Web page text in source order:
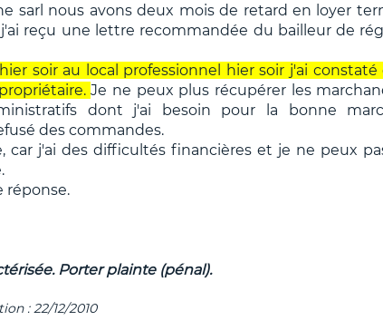
sarl nous avons deux mois de retard en loyer
reçu une lettre recommandée du bailleur de
soir au local professionnel hier soir j'ai
Je ne peux plus récupérer les
dont j'ai besoin pour la bonne
des commandes.
car j'ai des difficultés financières et je ne peux
réponse.
Porter plainte (pénal).
: 22/12/2010